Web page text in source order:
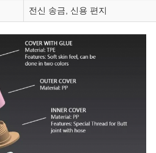
전신 송금, 신용 편지